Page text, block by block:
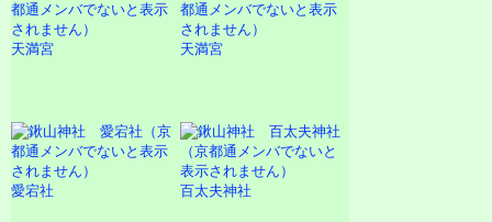
天満宮 天満宮
愛宕社 百太夫神社